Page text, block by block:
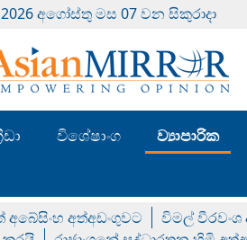
2026 අගෝස්‍තු මස 07 වන සිකුරාදා
විශේෂාංග ව්‍යාපාරික
අත්අඩංගුවට විමල් වීරවංශ